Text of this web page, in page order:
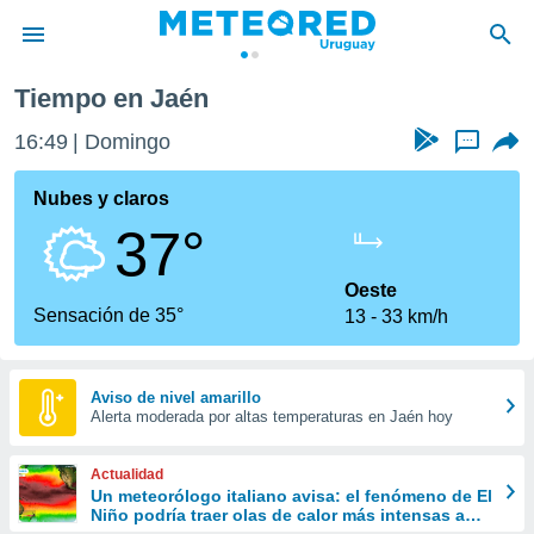
de
ha
calidad.
a este
las
y
forma
digital
basada
Tiempo en Jaén
16:49 Domingo ...
Nubes y claros
37°
Sensación de 35°
Oeste
13
33 km/h
Aviso de nivel amarillo
Alerta moderada por altas temperaturas en Jaén hoy
Actualidad
Un meteorólogo italiano avisa: el fenómeno de El
Niño podría traer olas de calor más intensas a